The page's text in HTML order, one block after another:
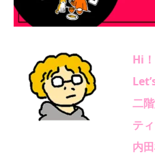
Hi
二
テ
内